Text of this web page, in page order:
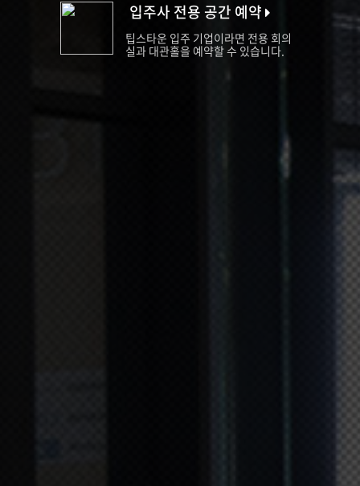
입주사 전용 공간 예약
팁스타운 입주 기업이라면 전용 회의
실과 대관홀을 예약할 수 있습니다.